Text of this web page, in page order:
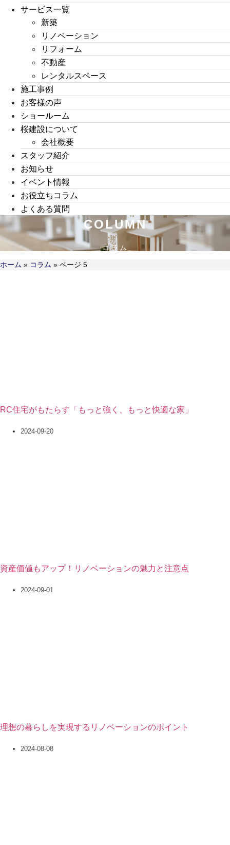
サービス一覧
新築
リノベーション
リフォーム
不動産
レンタルスペース
施工事例
お客様の声
ショールーム
桜建設について
会社概要
スタッフ紹介
お知らせ
イベント情報
お役立ちコラム
よくある質問
COLUMN
コラム
ホーム » コラム » ページ 5
RC住宅がもたらす「もっと強く、もっと快適な家」
2024-09-20
資産価値もアップ！リノベーションの魅力と注意点
2024-09-01
理想の暮らしを実現するリノベーションのポイント
2024-08-08